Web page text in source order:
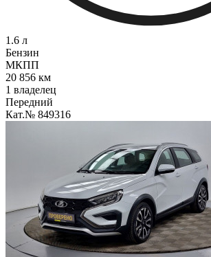
1.6 л
Бензин
МКПП
20 856 км
1 владелец
Передний
Кат.№ 849316